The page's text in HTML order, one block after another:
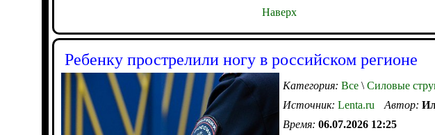
Наверх
Ребенку прострелили ногу в российском регионе
Категория: Все \ Силовые
Источник: Lenta.ru Автор:
Время: 06.07.2026 12:25